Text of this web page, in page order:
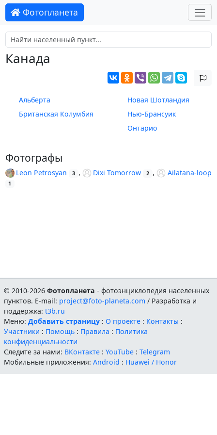
Фотопланета
Канада
Альберта
Британская Колумбия
Новая Шотландия
Нью-Брансуик
Онтарио
Фотографы
Leon Petrosyan 3 , Dixi Tomorrow 2 , Ailatana-loop
1
© 2010-2026Фотопланета - фотоэнциклопедия населенных
пунктов. E-mail: project@foto-planeta.com / Разработка и
поддержка:t3b.ru
Меню:Добавить страницу : О проекте : Контакты :
Участники : Помощь : Правила : Политика
конфиденциальности
Следите за нами: ВКонтакте :YouTube :Telegram
Мобильные приложения:Android : Huawei / Honor